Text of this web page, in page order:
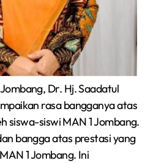
Dr. Hj. Saadatul
rasa bangganya atas
siswa-siswi MAN 1 Jombang.
bangga atas prestasi yang
1 Jombang. Ini